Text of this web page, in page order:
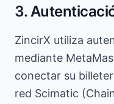
3.
ZincirX utiliza
mediante
conectar su
red Scimatic